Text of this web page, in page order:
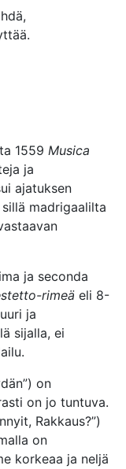
1559 Musica
ja
ajatuksen
madrigaalilta
ja seconda
rimeä eli 8-
ja
sijalla, ei
on
on jo tuntuva.
Rakkaus?”)
on
korkeaa ja neljä